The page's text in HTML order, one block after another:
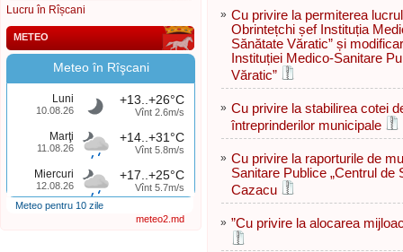
Lucru în Rîșcani
METEO
Meteo în Rîşcani
Luni
10.08.26
+13..+26°C
Vînt 2.6m/s
Marţi
11.08.26
+14..+31°C
Vînt 5.8m/s
Miercuri
12.08.26
+17..+25°C
Vînt 5.7m/s
Meteo pentru 10 zile
meteo2.md
» Cu privire la permiterea
Obrintețchi șef Instituția
Sănătate Văratic” și
Instituției Medico-Sanitare
Văratic”
» Cu privire la stabilirea cotei
întreprinderilor municipale
» Cu privire la raporturile de
Sanitare Publice „Centrul de
Cazacu
» ”Сu privire la alocarea